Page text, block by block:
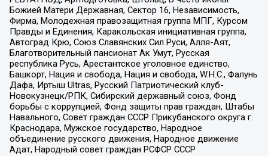
Божией Матери Державная, Сектор 16, Независимость,
Фирма, Молодежная правозащитная группа МПГ, Курсом
Правды и Единения, Каракольская инициативная группа,
Автоград Крю, Союз Славянских Сил Руси, Алля-Аят,
Благотворительный пансионат Ак Умут, Русская
республика Русь, Арестантское уголовное единство,
Башкорт, Нация и свобода, Нация и свобода, W.H.С., Фалунь
Дафа, Иртыш Ultras, Русский Патриотический клуб-
Новокузнецк/РПК, Сибирский державный союз, Фонд
борьбы с коррупцией, Фонд защиты прав граждан, Штабы
Навального, Совет граждан СССР Прикубанского округа г.
Краснодара, Мужское государство, Народное
объединение русского движения, Народное движение
Адат, Народный совет граждан РСФСР СССР